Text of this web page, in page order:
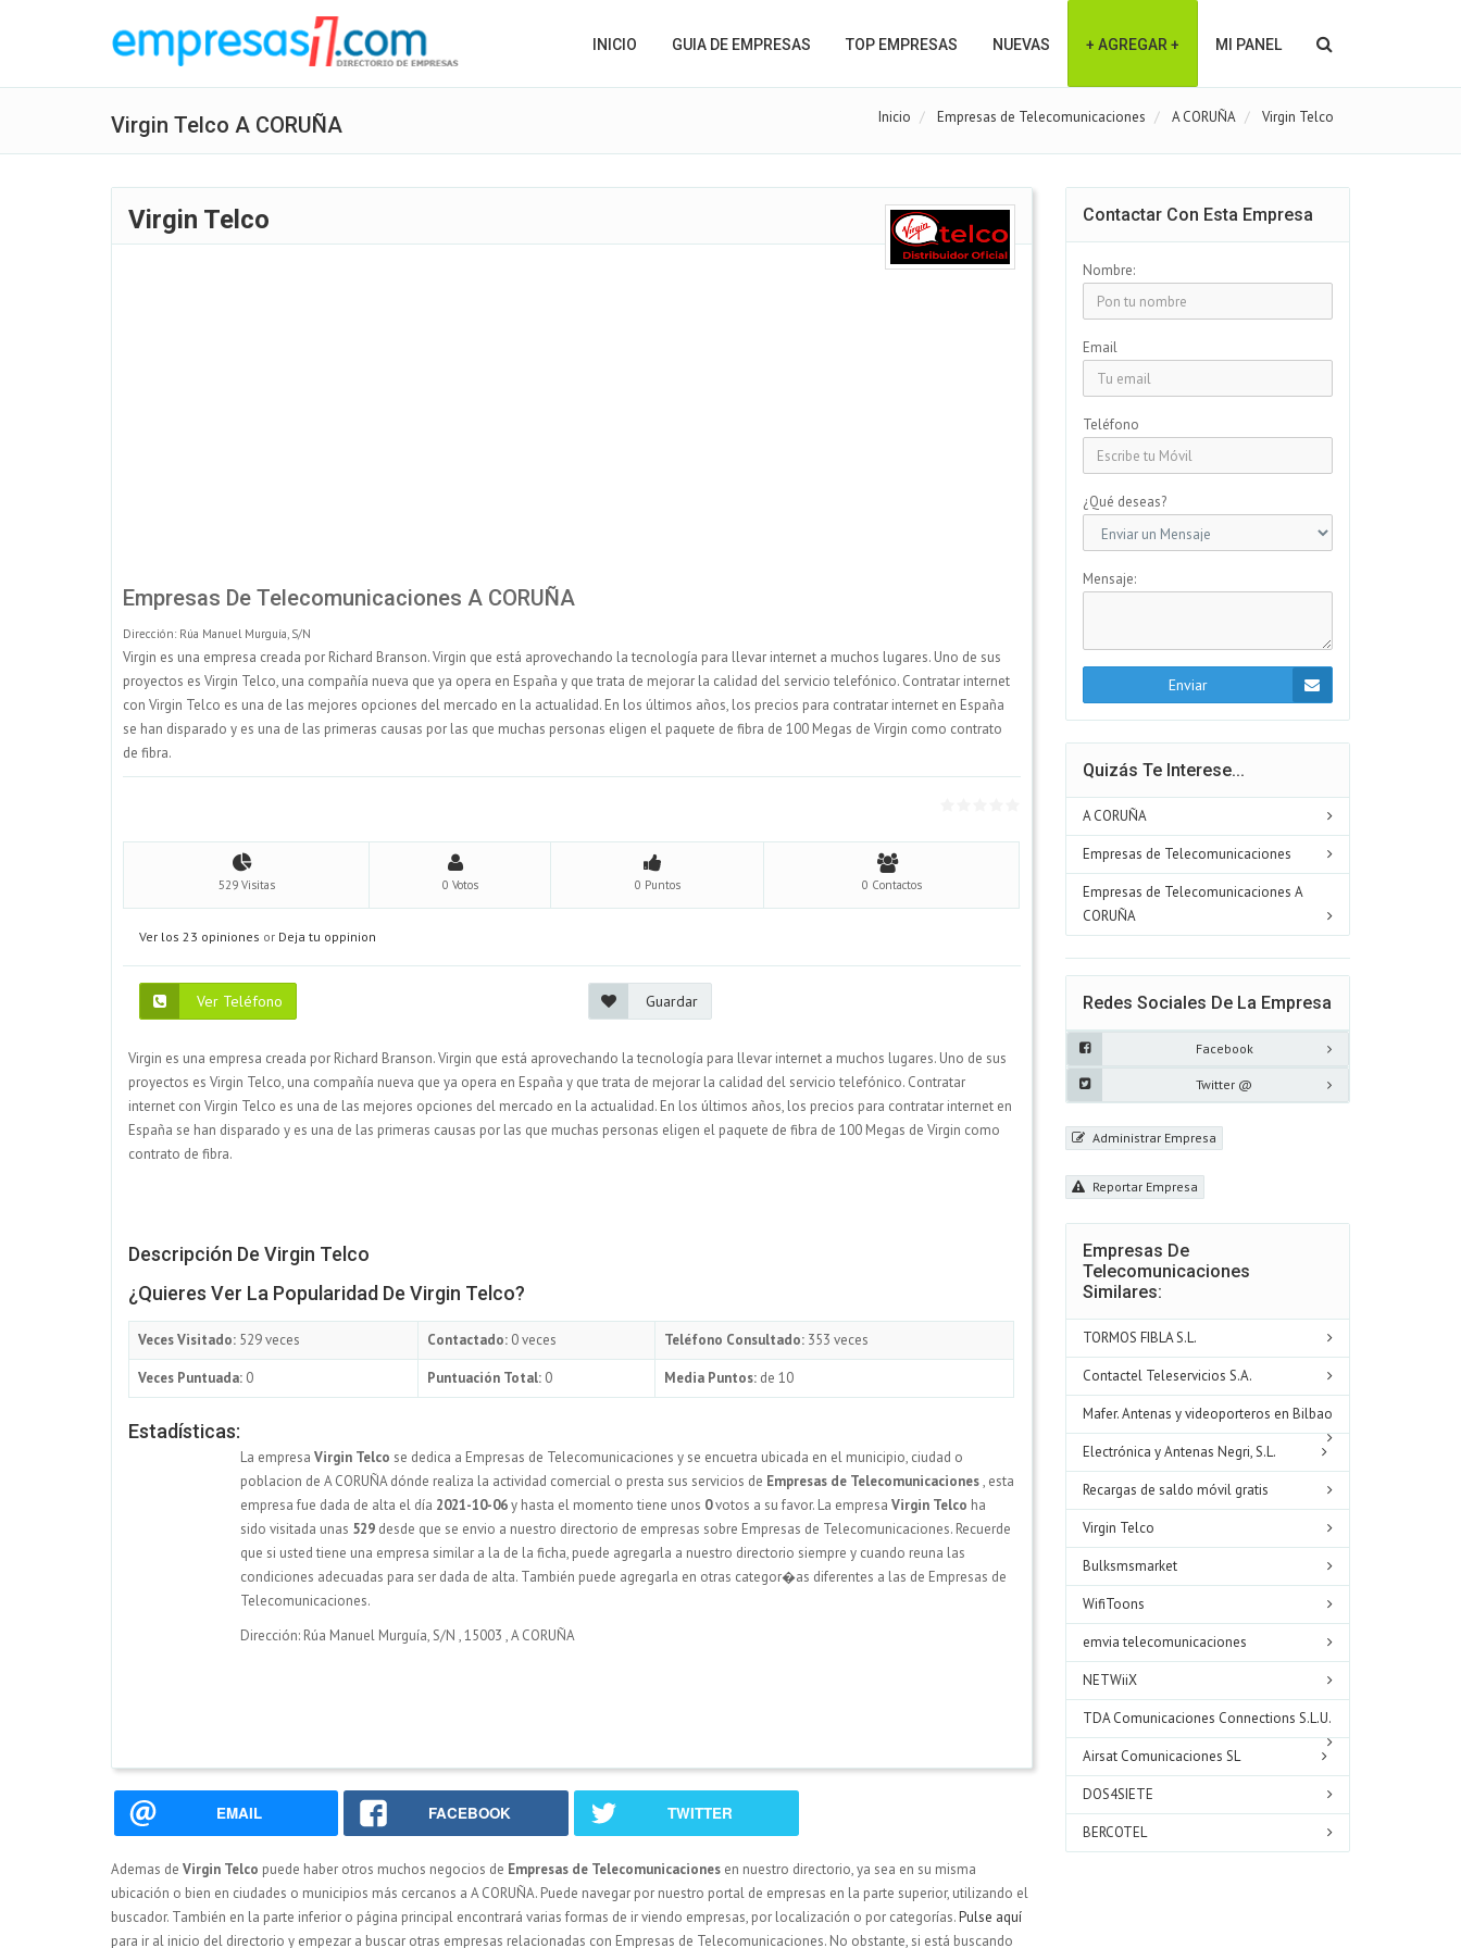
INICIO GUIA DE EMPRESAS TOP EMPRESAS NUEVAS + AGREGAR + MI PANEL
Virgin Telco A CORUÑA Inicio Empresas de Telecomunicaciones A CORUÑA Virgin Telco
Virgin Telco
Empresas De Telecomunicaciones A CORUÑA
Dirección: Rúa Manuel Murguía, S/N
Virgin es una empresa creada por Richard Branson. Virgin que está aprovechando la tecnología para llevar internet a muchos lugares. Uno de sus
proyectos es Virgin Telco, una compañía nueva que ya opera en España y que trata de mejorar la calidad del servicio telefónico. Contratar internet
con Virgin Telco es una de las mejores opciones del mercado en la actualidad. En los últimos años, los precios para contratar internet en España
se han disparado y es una de las primeras causas por las que muchas personas eligen el paquete de fibra de 100 Megas de Virgin como contrato
de fibra.
529 Visitas 0 Votos 0 Puntos 0 Contactos
Ver los 23 opiniones or Deja tu oppinion
Ver Teléfono Guardar
Virgin es una empresa creada por Richard Branson. Virgin que está aprovechando la tecnología para llevar internet a muchos lugares. Uno de sus
proyectos es Virgin Telco, una compañía nueva que ya opera en España y que trata de mejorar la calidad del servicio telefónico. Contratar
internet con Virgin Telco es una de las mejores opciones del mercado en la actualidad. En los últimos años, los precios para contratar internet en
España se han disparado y es una de las primeras causas por las que muchas personas eligen el paquete de fibra de 100 Megas de Virgin como
contrato de fibra.
Descripción De Virgin Telco
¿Quieres Ver La Popularidad De Virgin Telco?
Veces Visitado: 529 veces Contactado: 0 veces Teléfono Consultado: 353 veces
Veces Puntuada: 0 Puntuación Total: 0 Media Puntos: de 10
Estadísticas:
La empresa Virgin Telco se dedica a Empresas de Telecomunicaciones y se encuetra ubicada en el municipio, ciudad o
poblacion de A CORUÑA dónde realiza la actividad comercial o presta sus servicios de Empresas de Telecomunicaciones, esta
empresa fue dada de alta el día 2021-10-06y hasta el momento tiene unos 0votos a su favor. La empresa Virgin Telco ha
sido visitada unas 529 desde que se envio a nuestro directorio de empresas sobre Empresas de Telecomunicaciones. Recuerde
que si usted tiene una empresa similar a la de la ficha, puede agregarla a nuestro directorio siempre y cuando reuna las
condiciones adecuadas para ser dada de alta. También puede agregarla en otras categor�as diferentes a las de Empresas de
Telecomunicaciones.
Dirección: Rúa Manuel Murguía, S/N ,15003 ,A CORUÑA
EMAIL FACEBOOK TWITTER
Ademas de Virgin Telco puede haber otros muchos negocios de Empresas de Telecomunicaciones en nuestro directorio, ya sea en su misma
ubicación o bien en ciudades o municipios más cercanos a A CORUÑA. Puede navegar por nuestro portal de empresas en la parte superior, utilizando el
buscador. También en la parte inferior o página principal encontrará varias formas de ir viendo empresas, por localización o por categorías.Pulse aquí
para ir al inicio del directorio y empezar a buscar otras empresas relacionadas con Empresas de Telecomunicaciones. No obstante, si está buscando
Contactar Con Esta Empresa
Nombre:
Email
Teléfono
¿Qué deseas?
Mensaje:
Enviar
Quizás Te Interese...
A CORUÑA
Empresas de Telecomunicaciones
Empresas de Telecomunicaciones A
CORUÑA
Redes Sociales De La Empresa
Facebook
Twitter @
Administrar Empresa
Reportar Empresa
Empresas De
Telecomunicaciones
Similares:
TORMOS FIBLA S.L.
Contactel Teleservicios S.A.
Mafer. Antenas y videoporteros en Bilbao
Electrónica y Antenas Negri, S.L.
Recargas de saldo móvil gratis
Virgin Telco
Bulksmsmarket
WifiToons
emvia telecomunicaciones
NETWiiX
TDA Comunicaciones Connections S.L.U.
Airsat Comunicaciones SL
DOS4SIETE
BERCOTEL